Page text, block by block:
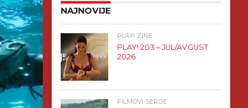
NAJNOVIJE
PLAY! ZINE
PLAY! 203 – JUL/AVGUST
2026
FILMOVI-SERIJE